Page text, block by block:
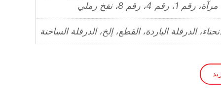
4، رقم 8، نفخ رملي
الدرفلة الباردة، القطع، إلخ، الدرفلة الساخنة